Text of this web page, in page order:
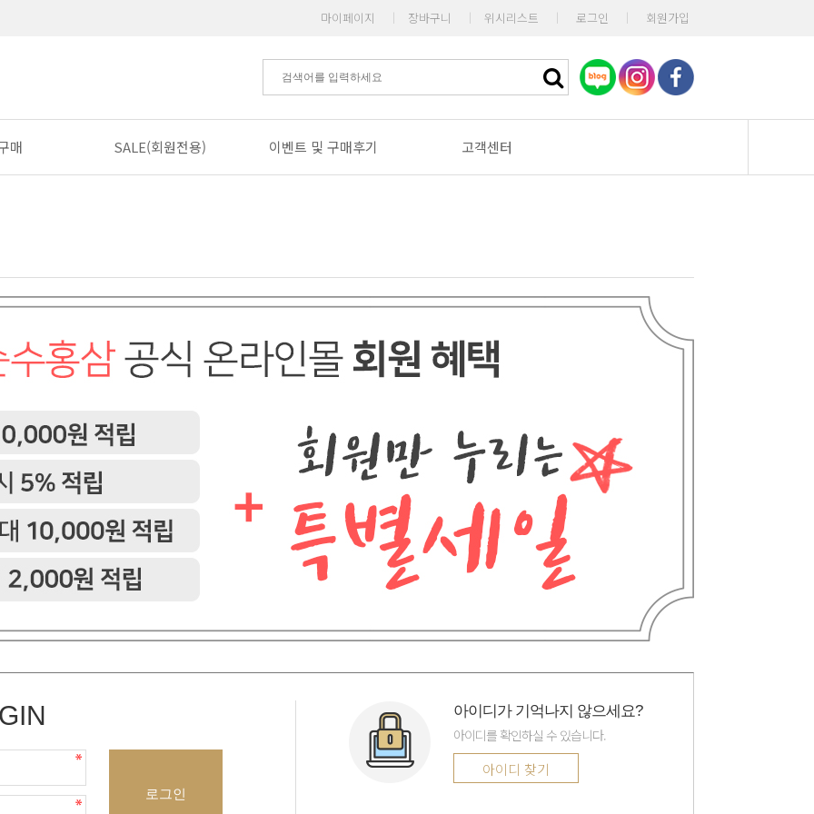
마이페이지 | 장바구니 | 위시리스트 | 로그인 | 회원가입
매 SALE(회원전용) 이벤트 및 구매후기 고객센터
로그인
아이디가 기억나지 않으세요?
아이디를 확인하실 수 있습니다.
아이디 찾기